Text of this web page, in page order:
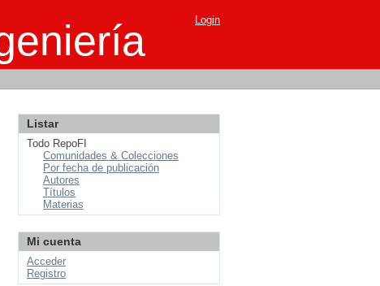
Login
Listar
Todo RepoFI
Comunidades & Colecciones
Por fecha de publicación
Autores
Títulos
Materias
Mi cuenta
Acceder
Registro